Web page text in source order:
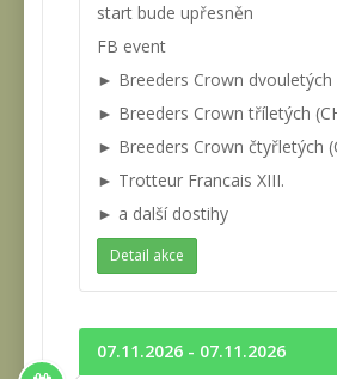
start bude upřesněn
FB event
► Breeders Crown dvouletých
► Breeders Crown tříletých
► Breeders Crown čtyřletých
► Trotteur Francais XIII.
► a další dostihy
Detail akce
07.11.2026 - 07.11.2026